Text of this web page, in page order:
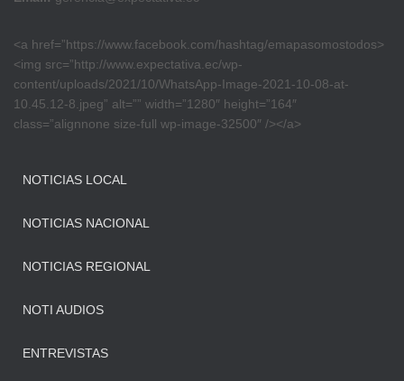
<a href=”https://www.facebook.com/hashtag/emapasomostodos>
<img src=”http://www.expectativa.ec/wp-
content/uploads/2021/10/WhatsApp-Image-2021-10-08-at-
10.45.12-8.jpeg” alt=”” width=”1280″ height=”164″
class=”alignnone size-full wp-image-32500″ /></a>
NOTICIAS LOCAL
NOTICIAS NACIONAL
NOTICIAS REGIONAL
NOTI AUDIOS
ENTREVISTAS